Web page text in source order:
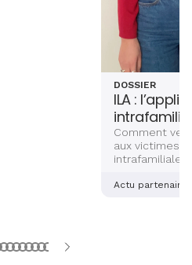
DOSSIER
ILA :
Comment
aux victimes
alsaciennes
Actu partenaire